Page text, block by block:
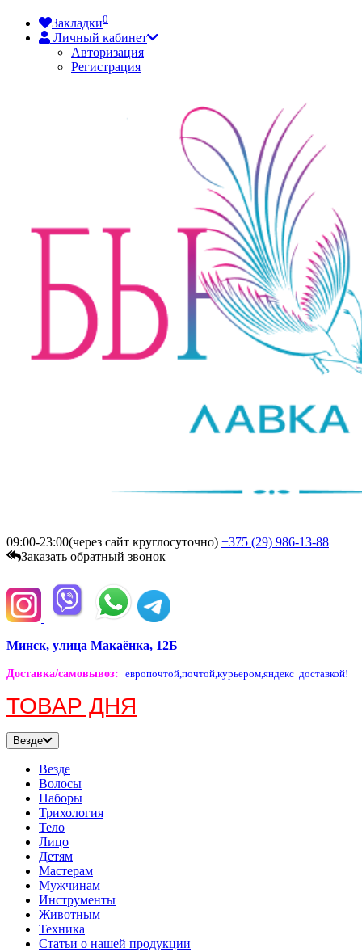
Закладки0
Личный кабинет
Авторизация
Регистрация
09:00-23:00(через сайт круглосуточно) +375 (29) 986-13-88
Заказать обратный звонок
Минск, улица Макаёнка, 12Б
Доставка/самовывоз: европочтой,почтой,курьером,яндекс доставкой!
ТОВАР ДНЯ
Везде
Везде
Волосы
Наборы
Трихология
Тело
Лицо
Детям
Мастерам
Мужчинам
Инструменты
Животным
Техника
Статьи о нашей продукции